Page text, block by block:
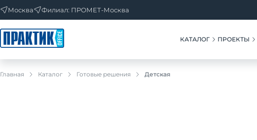
Москва Филиал: ПРОМЕТ-Москва
КАТАЛОГ ПРОЕКТЫ
Главная Каталог Готовые решения Детская